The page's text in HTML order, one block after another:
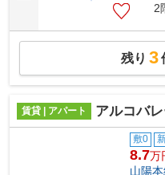
2
残り 3
賃貸 | アパート アルコバ
敷0
8.7万
山陽